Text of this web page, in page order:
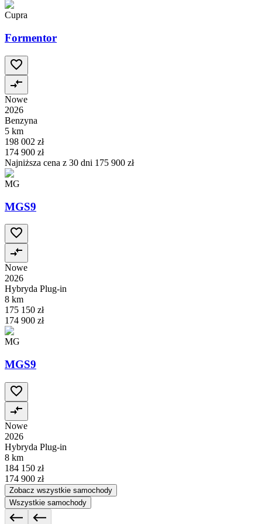
Cupra
Formentor
Nowe
2026
Benzyna
5 km
198 002 zł
174 900 zł
Najniższa cena z 30 dni 175 900 zł
MG
MGS9
Nowe
2026
Hybryda Plug-in
8 km
175 150 zł
174 900 zł
MG
MGS9
Nowe
2026
Hybryda Plug-in
8 km
184 150 zł
174 900 zł
Zobacz wszystkie samochody
Wszystkie samochody